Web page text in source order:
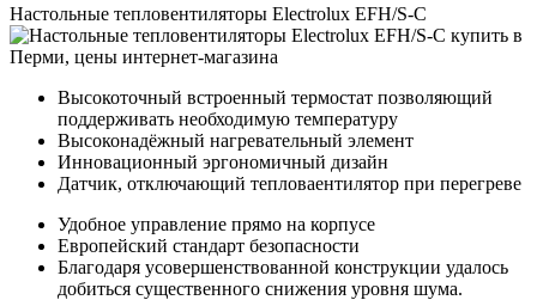
Настольные тепловентиляторы Electrolux EFH/S-C
Высокоточный встроенный термостат позволяющий
поддерживать необходимую температуру
Высоконадёжный нагревательный элемент
Инновационный эргономичный дизайн
Датчик, отключающий тепловаентилятор при перегреве
Удобное управление прямо на корпусе
Европейский стандарт безопасности
Благодаря усовершенствованной конструкции удалось
добиться существенного снижения уровня шума.